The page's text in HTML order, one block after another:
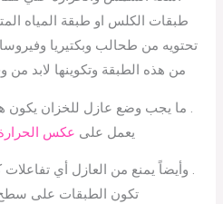
طبقات الكلس او طبقة المياه
تحتويه من طحالب وبكتيريا
من هذه الطبقة وتكوينها لابد
. ما يجب وضع عازل للخزان يكون
يعمل على عكس
. وأيضاً يمنع من العازل أي تفاعلات
تكون الطبقات على سطح